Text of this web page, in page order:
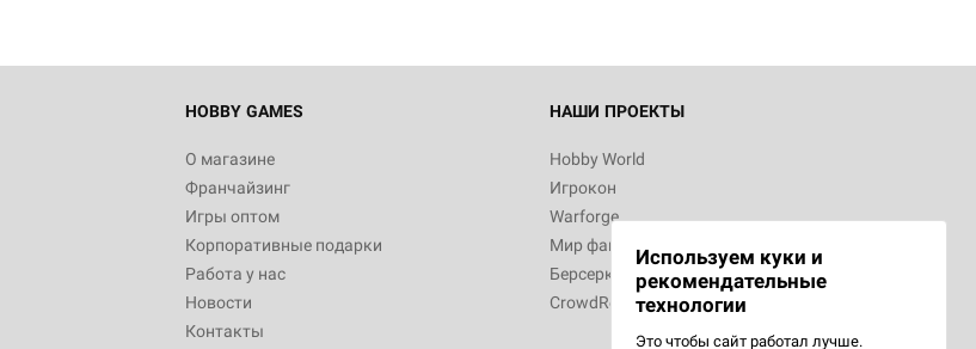
HOBBY GAMES
О магазине
Франчайзинг
Игры оптом
Корпоративные подарки
Работа у нас
Новости
Контакты
НАШИ ПРОЕКТЫ
Hobby World
Игрокон
Warforge
Мир фантастики
Берсерк
CrowdRepublic
Используем куки и
рекомендательные
технологии
Это чтобы сайт работал лучше.